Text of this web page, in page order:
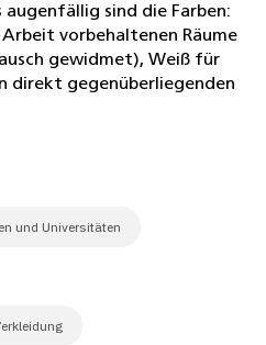
sind die Farben:
vorbehaltenen Räume
gewidmet), Weiß für
direkt gegenüberliegenden
und Universitäten